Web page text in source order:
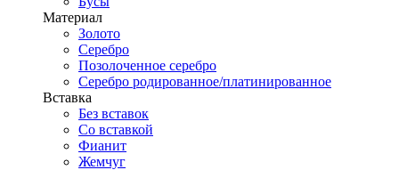
Материал
Золото
Серебро
Позолоченное серебро
Серебро родированное/платинированное
Вставка
Без вставок
Со вставкой
Фианит
Жемчуг